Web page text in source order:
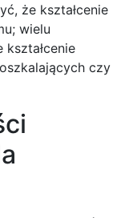
że kształcenie
wielu
czy